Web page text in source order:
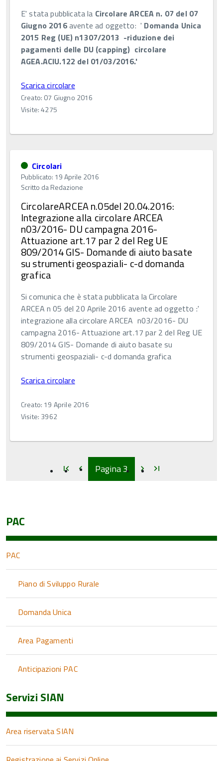
E' stata pubblicata la Circolare ARCEA n. 07 del 07
Giugno 2016avente ad oggetto: ' Domanda Unica
2015 Reg (UE) n1307/2013 -riduzione dei
pagamenti delle DU (capping) circolare
AGEA.ACIU.122 del 01/03/2016.'
Scarica circolare
Creato: 07 Giugno 2016
Visite: 4275
Circolari
Pubblicato: 19 Aprile 2016
Scritto daRedazione
CircolareARCEA n.05del 20.04.2016:
Integrazione alla circolare ARCEA
n03/2016- DU campagna 2016-
Attuazione art.17 par 2 del Reg UE
809/2014 GIS- Domande di aiuto basate
su strumenti geospaziali- c-d domanda
grafica
Si comunica che è stata pubblicata la Circolare
ARCEA n 05 del 20 Aprile 2016 avente ad oggetto :'
integrazione alla circolare ARCEA n03/2016- DU
campagna 2016- Attuazione art.17 par 2 del Reg UE
809/2014 GIS- Domande di aiuto basate su
strumenti geospaziali- c-d domanda grafica
Scarica circolare
Creato: 19 Aprile 2016
Visite: 3962
first_page Inizio
chevron_left InizioPagina3 chevron_right Inizio
last_page
PAC
PAC
Piano di Sviluppo Rurale
Domanda Unica
Area Pagamenti
Anticipazioni PAC
Servizi SIAN
Area riservata SIAN